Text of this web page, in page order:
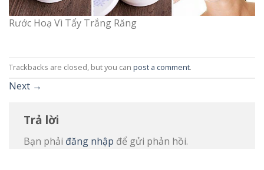
Rước Hoạ Vì Tẩy Trắng Răng
Trackbacks are closed, but you can post a comment.
Next →
Trả lời
Bạn phải đăng nhập để gửi phản hồi.